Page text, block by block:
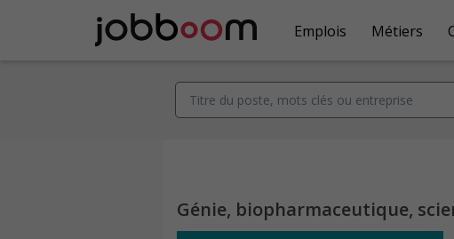
Emplois Métiers
Génie, biopharmaceutique,